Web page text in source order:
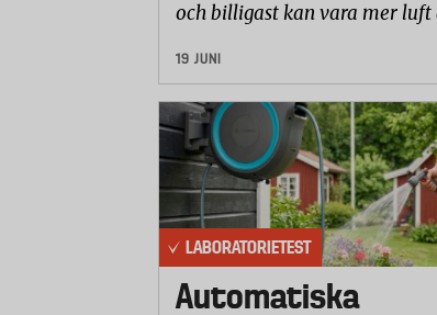
och billigast kan vara mer luft
19 JUNI
LABORATORIETEST
Automatiska